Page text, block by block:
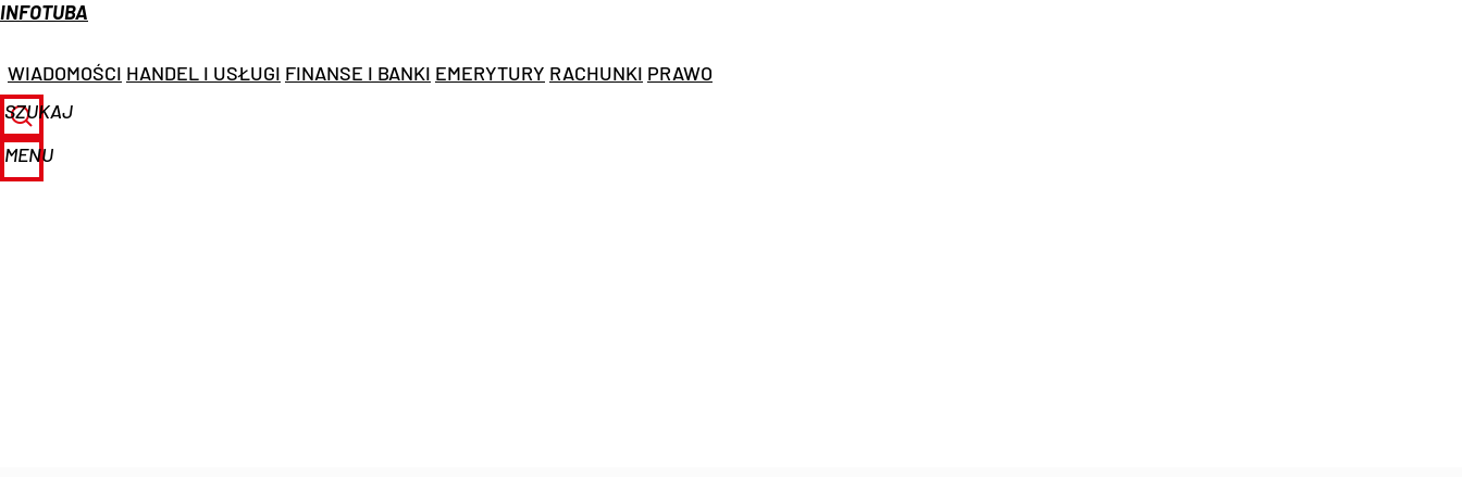
INFOTUBA
WIADOMOŚCI HANDEL I USŁUGI FINANSE I BANKI EMERYTURY RACHUNKI PRAWO
SZUKAJ
MENU